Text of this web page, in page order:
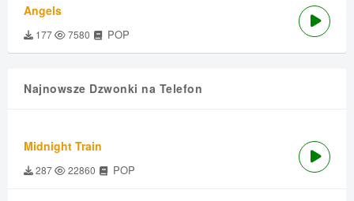
Angels
177 7580 POP
Najnowsze Dzwonki na Telefon
Midnight Train
287 22860 POP